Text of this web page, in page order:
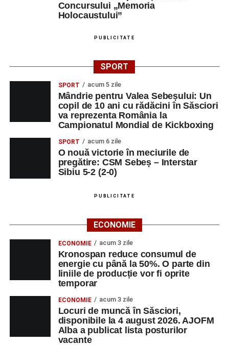
Concursului „Memoria
Holocaustului”
PUBLICITATE
SPORT
SPORT acum 5 zile
Mândrie pentru Valea Sebeșului: Un
copil de 10 ani cu rădăcini în Săsciori
va reprezenta România la
Campionatul Mondial de Kickboxing
SPORT acum 6 zile
O nouă victorie în meciurile de
pregătire: CSM Sebeș – Interstar
Sibiu 5-2 (2-0)
PUBLICITATE
ECONOMIE
ECONOMIE acum 3 zile
Kronospan reduce consumul de
energie cu până la 50%. O parte din
liniile de producție vor fi oprite
temporar
ECONOMIE acum 3 zile
Locuri de muncă în Săsciori,
disponibile la 4 august 2026. AJOFM
Alba a publicat lista posturilor
vacante